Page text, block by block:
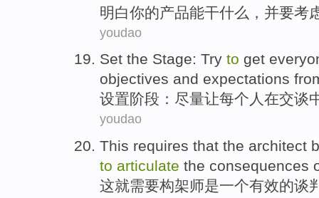
明白你的产品能干什么 ， 并要考
youdao
Set the Stage: Try to get
objectives and expectations
设置阶段 ： 尽量让每个 人在交谈
youdao
This requires that the architect
to articulate the consequences
这就需要构架师是一个有效的谈